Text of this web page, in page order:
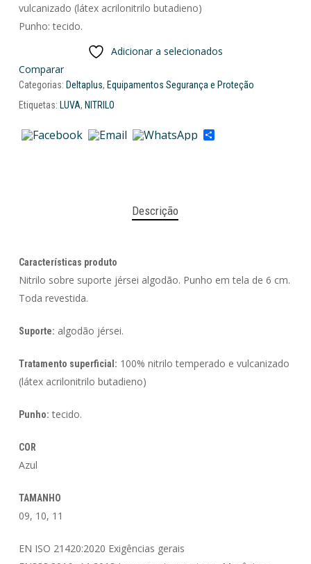
vulcanizado (látex acrilonitrilo butadieno)
Punho: tecido.
Adicionar a selecionados
Comparar
Categorias: Deltaplus, Equipamentos Segurança e Proteção
Etiquetas: LUVA, NITRILO
Share
Descrição
Características produto
Nitrilo sobre suporte jérsei algodão. Punho em tela de 6 cm.
Toda revestida.
Suporte: algodão jérsei.
Tratamento superficial: 100% nitrilo temperado e vulcanizado
(látex acrilonitrilo butadieno)
Punho: tecido.
COR
Azul
TAMANHO
09, 10, 11
EN ISO 21420:2020 Exigências gerais